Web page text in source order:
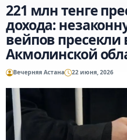
221 млн тенге
дохода:
вейпов пресекли
Акмолинской
Вечерняя Астана 22 июня, 2026